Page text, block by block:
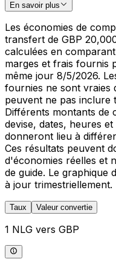
En savoir plus
Les économies de
transfert de GBP
calculées en
marges et frais fournis
même jour 8/5/2026.
fournies ne sont vraies
peuvent ne pas inclure
Différents montants de
devise, dates, heures
donneront lieu à
Ces résultats peuvent
d'économies réelles et
de guide. Le graphique
à jour trimestriellement.
Taux Valeur convertie
1 NLG vers GBP